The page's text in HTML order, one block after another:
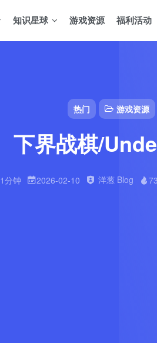
热门 游戏资源
下界战棋/
1分钟 2026-02-10 洋葱 Blog 73
知识星球 游戏资源 福利活动